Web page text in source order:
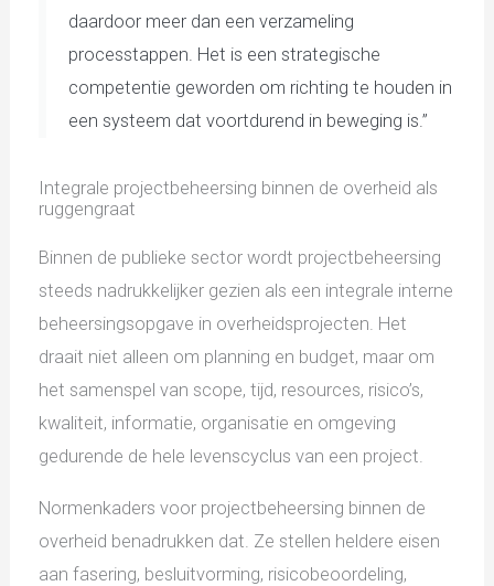
daardoor meer dan een verzameling
processtappen. Het is een strategische
competentie geworden om richting te houden in
een systeem dat voortdurend in beweging is.”
Integrale projectbeheersing binnen de overheid als
ruggengraat
Binnen de publieke sector wordt projectbeheersing
steeds nadrukkelijker gezien als een integrale interne
beheersingsopgave in overheidsprojecten. Het
draait niet alleen om planning en budget, maar om
het samenspel van scope, tijd, resources, risico’s,
kwaliteit, informatie, organisatie en omgeving
gedurende de hele levenscyclus van een project.
Normenkaders voor projectbeheersing binnen de
overheid benadrukken dat. Ze stellen heldere eisen
aan fasering, besluitvorming, risicobeoordeling,